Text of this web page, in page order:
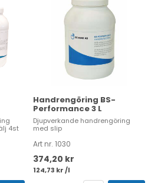
4st
Handrengöring BS-
Performance 3 L
Djupverkande handrengöring
med slip
Art nr. 1030
374,20 kr
124,73 kr /l